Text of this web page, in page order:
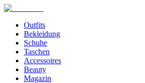
Outfits
Bekleidung
Schuhe
Taschen
Accessoires
Beauty
Magazin